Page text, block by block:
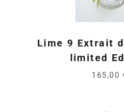
Lime 9 Extrait
limited
165,00